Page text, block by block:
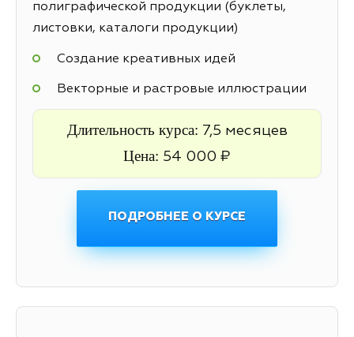
полиграфической продукции (буклеты,
листовки, каталоги продукции)
Создание креативных идей
Векторные и растровые иллюстрации
Длительность курса: 7,5 месяцев
Цена: 54 000 ₽
ПОДРОБНЕЕ О КУРСЕ